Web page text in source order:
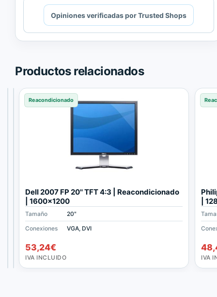
Cargando
contenido
de
Opiniones verificadas por Trusted Shops
Productos relacionados
Reacondicionado
Tamaño
Conexiones
VGA
INCLUIDO
Reacondicionado
S
Tamaño
17"
Conexiones
VGA, DVI
IVA
INCLUIDO
Reacondicionado
Dell 2007 FP 20'' TFT 4:3 | Reacondicionado
| 1600x1200
Tamaño
20"
Conexiones
VGA, DVI
53,24€
IVA INCLUIDO
|
IVA